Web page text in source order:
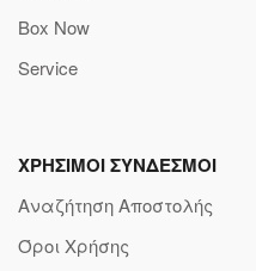
Box Now
Service
ΧΡΗΣΙΜΟΙ ΣΥΝΔΕΣΜΟΙ
Αναζήτηση Αποστολής
Όροι Χρήσης